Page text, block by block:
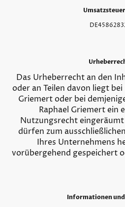
Das Urheberrecht an den
oder an Teilen davon liegt
Griemert oder bei
Raphael Griemert ein
Nutzungsrecht
dürfen zum
Ihres Unternehmens
vorübergehend gespeichert
Informationen